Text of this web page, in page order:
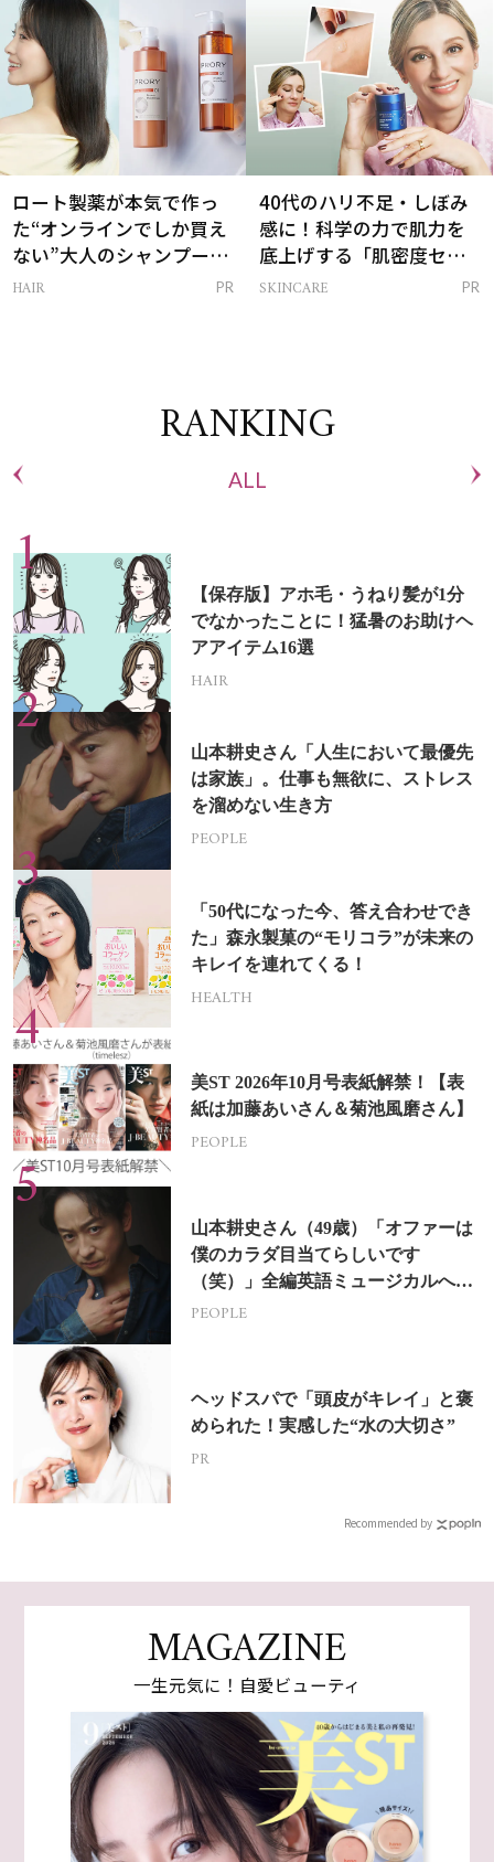
ロート製薬が本気で作っ
た“オンラインでしか買え
ない”大人のシャンプー＆
トリートメントって？
HAIR PR
40代のハリ不足・しぼみ
感に！科学の力で肌力を
底上げする「肌密度セラ
ム」
SKINCARE PR
RANKING
ALL
【保存版】アホ毛・うねり髪が1分
でなかったことに！猛暑のお助けヘ
アアイテム16選
HAIR
山本耕史さん「人生において最優先
は家族」。仕事も無欲に、ストレス
を溜めない生き方
PEOPLE
「50代になった今、答え合わせでき
た」森永製菓の“モリコラ”が未来の
キレイを連れてくる！
HEALTH
美ST 2026年10月号表紙解禁！【表
紙は加藤あいさん＆菊池風磨さん】
PEOPLE
山本耕史さん（49歳）「オファーは
僕のカラダ目当てらしいです
（笑）」全編英語ミュージカルへの
挑戦
PEOPLE
ヘッドスパで「頭皮がキレイ」と褒
められた！実感した“水の大切さ”
PR
Recommended by
MAGAZINE
一生元気に！自愛ビューティ